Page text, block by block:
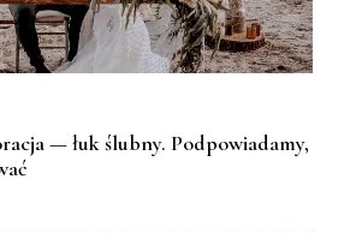
— łuk ślubny. Podpowiadamy,